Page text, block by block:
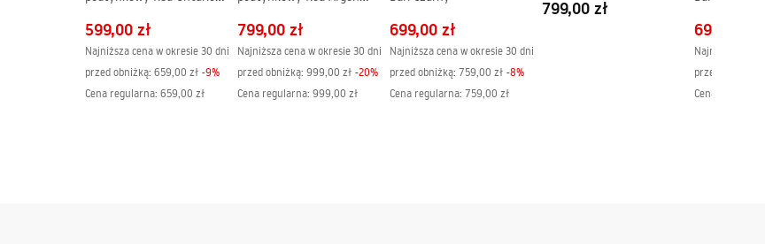
599,00 zł
Najniższa cena w okresie 30 dni
przed obniżką: 659,00 zł -9%
Cena regularna: 659,00 zł
799,00 zł
Najniższa cena w okresie 30 dni
przed obniżką: 999,00 zł -20%
Cena regularna: 999,00 zł
699,00 zł
Najniższa cena w okresie 30 dni
przed obniżką: 759,00 zł -8%
Cena regularna: 759,00 zł
799,00 zł
699,00 zł
Najniższa
przed obniżką:
Cena regularna